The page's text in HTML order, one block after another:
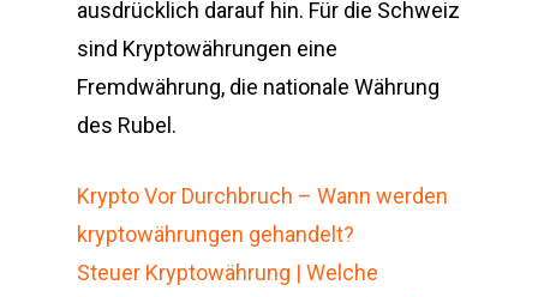
ausdrücklich darauf hin. Für die Schweiz
sind Kryptowährungen eine
Fremdwährung, die nationale Währung
des Rubel.
Krypto Vor Durchbruch – Wann werden
kryptowährungen gehandelt?
Steuer Kryptowährung | Welche